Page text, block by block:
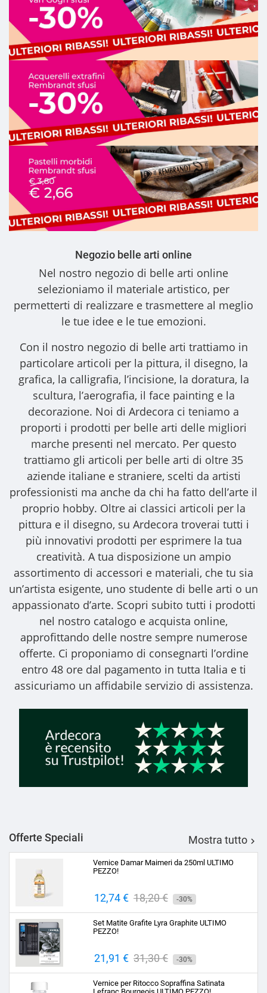
Negozio belle arti online
Nel nostro negozio di belle arti online
selezioniamo il materiale artistico, per
permetterti di realizzare e trasmettere al meglio
le tue idee e le tue emozioni.
Con il nostro negozio di belle arti trattiamo in
particolare articoli per la pittura, il disegno, la
grafica, la calligrafia, l’incisione, la doratura, la
scultura, l’aerografia, il face painting e la
decorazione. Noi di Ardecora ci teniamo a
proporti i prodotti per belle arti delle migliori
marche presenti nel mercato. Per questo
trattiamo gli articoli per belle arti di oltre 35
aziende italiane e straniere, scelti da artisti
professionisti ma anche da chi ha fatto dell’arte il
proprio hobby. Oltre ai classici articoli per la
pittura e il disegno, su Ardecora troverai tutti i
più innovativi prodotti per esprimere la tua
creatività. A tua disposizione un ampio
assortimento di accessori e materiali, che tu sia
un’artista esigente, uno studente di belle arti o un
appassionato d’arte. Scopri subito tutti i prodotti
nel nostro catalogo e acquista online,
approfittando delle nostre sempre numerose
offerte. Ci proponiamo di consegnarti l’ordine
entro 48 ore dal pagamento in tutta Italia e ti
assicuriamo un affidabile servizio di assistenza.
Offerte Speciali Mostra tutto 
Vernice Damar Maimeri da 250ml ULTIMO
PEZZO!
Prezzo
12,74 € Prezzo
base
18,20 € -30%
Set Matite Grafite Lyra Graphite ULTIMO
PEZZO!
Prezzo
21,91 € Prezzo
base
31,30 € -30%
Vernice per Ritocco Sopraffina Satinata